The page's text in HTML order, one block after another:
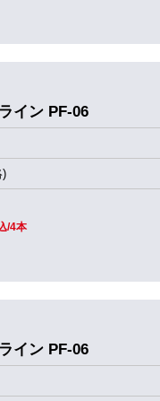
イン PF-06
)
/4本
イン PF-06